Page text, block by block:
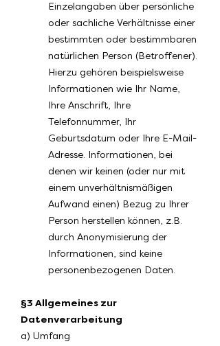
Einzelangaben über persönliche
oder sachliche Verhältnisse einer
bestimmten oder bestimmbaren
natürlichen Person (Betroffener).
Hierzu gehören beispielsweise
Informationen wie Ihr Name,
Ihre Anschrift, Ihre
Telefonnummer, Ihr
Geburtsdatum oder Ihre E-Mail-
Adresse. Informationen, bei
denen wir keinen (oder nur mit
einem unverhältnismäßigen
Aufwand einen) Bezug zu Ihrer
Person herstellen können, z.B.
durch Anonymisierung der
Informationen, sind keine
personenbezogenen Daten.
§3 Allgemeines zur
Datenverarbeitung
​a) Umfang